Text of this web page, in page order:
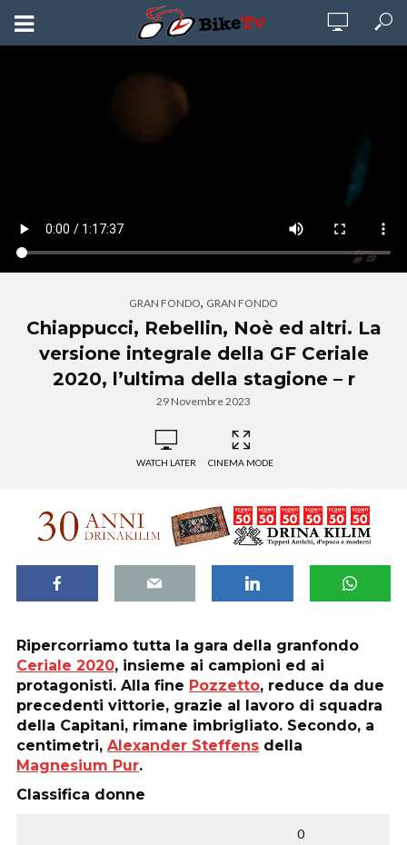
GRAN FONDO, GRAN FONDO
Chiappucci, Rebellin, Noè ed altri. La
versione integrale della GF Ceriale
2020, l’ultima della stagione – r
29 Novembre 2023
WATCH LATER CINEMA MODE
Ripercorriamo tutta la gara della granfondo
Ceriale 2020, insieme ai campioni ed ai
protagonisti. Alla fine Pozzetto, reduce da due
precedenti vittorie, grazie al lavoro di squadra
della Capitani, rimane imbrigliato. Secondo, a
centimetri, Alexander Steffens della
Magnesium Pur.
Classifica donne
0